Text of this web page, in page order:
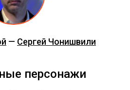
— Сергей Чонишвили
персонажи